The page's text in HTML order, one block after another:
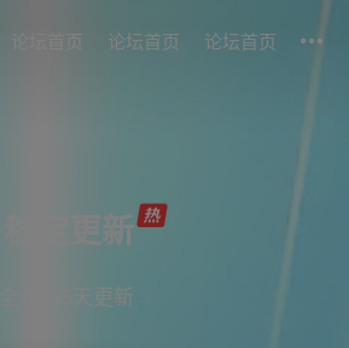
论坛首页 论坛首页 论坛首页
定更新
年365天更新